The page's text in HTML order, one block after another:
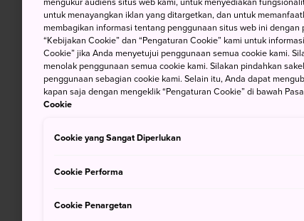
untuk menayangkan iklan yang ditargetkan, dan untuk
membagikan informasi tentang penggunaan situs web ini dengan
“Kebijakan Cookie” dan “Pengaturan Cookie” kami untuk
Cookie” jika Anda menyetujui penggunaan semua cookie kami.
menolak penggunaan semua cookie kami. Silakan pindahkan
penggunaan sebagian cookie kami. Selain itu, Anda dapat
kapan saja dengan mengeklik “Pengaturan Cookie” di bawah
Cookie
Cookie yang Sangat Diperlukan
Cookie Performa
Cookie Penargetan